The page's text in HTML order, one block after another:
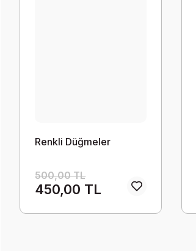
Renkli Düğmeler
500,00 TL
450,00 TL